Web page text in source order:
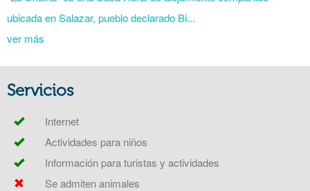
ubicada en Salazar, pueblo declarado Bi...
ver más
Servicios
Internet
Actividades para niños
Información para turistas y actividades
Se admiten animales